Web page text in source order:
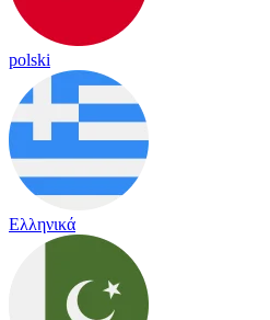
polski
Ελληνικά